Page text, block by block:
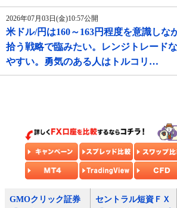
2026年07月03日(金)10:57公開
米ドル/円は160～163円程度を意識しな
拾う戦略で臨みたい。レンジトレード
やすい。勇気のある人はトルコリ…
GMOクリック証券
セントラル短資ＦＸ